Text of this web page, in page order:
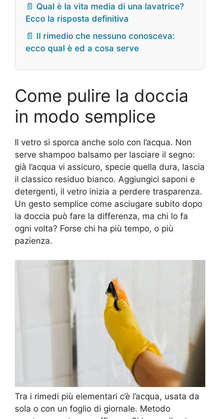
📄 Qual è la vita media di una lavatrice?
Ecco la risposta definitiva
📄 Il rimedio che nessuno conosceva:
ecco qual è ed a cosa serve
Come pulire la doccia
in modo semplice
Il vetro si sporca anche solo con l’acqua. Non
serve shampoo balsamo per lasciare il segno:
già l’acqua vi assicuro, specie quella dura, lascia
il classico residuo bianco. Aggiungici saponi e
detergenti, il vetro inizia a perdere trasparenza.
Un gesto semplice come asciugare subito dopo
la doccia può fare la differenza, ma chi lo fa
ogni volta? Forse chi ha più tempo, o più
pazienza.
Tra i rimedi più elementari c’è l’acqua, usata da
sola o con un foglio di giornale. Metodo